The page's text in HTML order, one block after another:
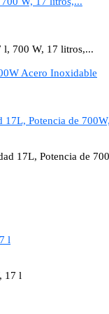
Acero Inoxidable
17L, Potencia de
l